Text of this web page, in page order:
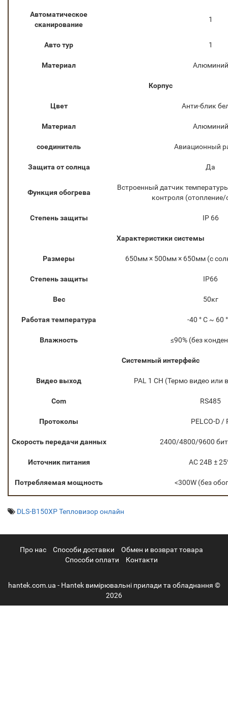
Автоматическое
сканирование
1
Авто тур 1
Материал Алюминий
Корпус
Цвет Анти-блик
Материал Алюминий
соединитель Авиационный
Защита от солнца Да
Функция обогрева
Встроенный датчик
контроля
Степень защиты IP 66
Характеристики системы
Размеры 650мм × 500мм × 650мм (с
Степень защиты IP66
Вес 50кг
Работая температура -40 ° C ~ 60
Влажность ≤90% (без
Системный интерфейс
Видео выход PAL 1 CH (Термо видео или
Com RS485
Протоколы PELCO-D /
Скорость передачи данных 2400/4800/9600 бит
Источник питания AC 24В ±
Потребляемая мощность <300W (без
DLS-B150XP Тепловизор онлайн
Про нас Cпособи доставки
Обмен и возврат товара
Способи оплати
Контакти
hantek.com.ua - Hantek вимірювальні прилади та обладнання ©
2026